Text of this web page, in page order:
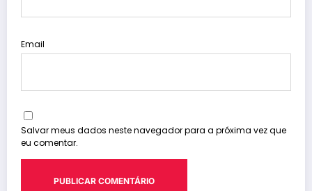
Email
Salvar meus dados neste navegador para a próxima vez que
eu comentar.